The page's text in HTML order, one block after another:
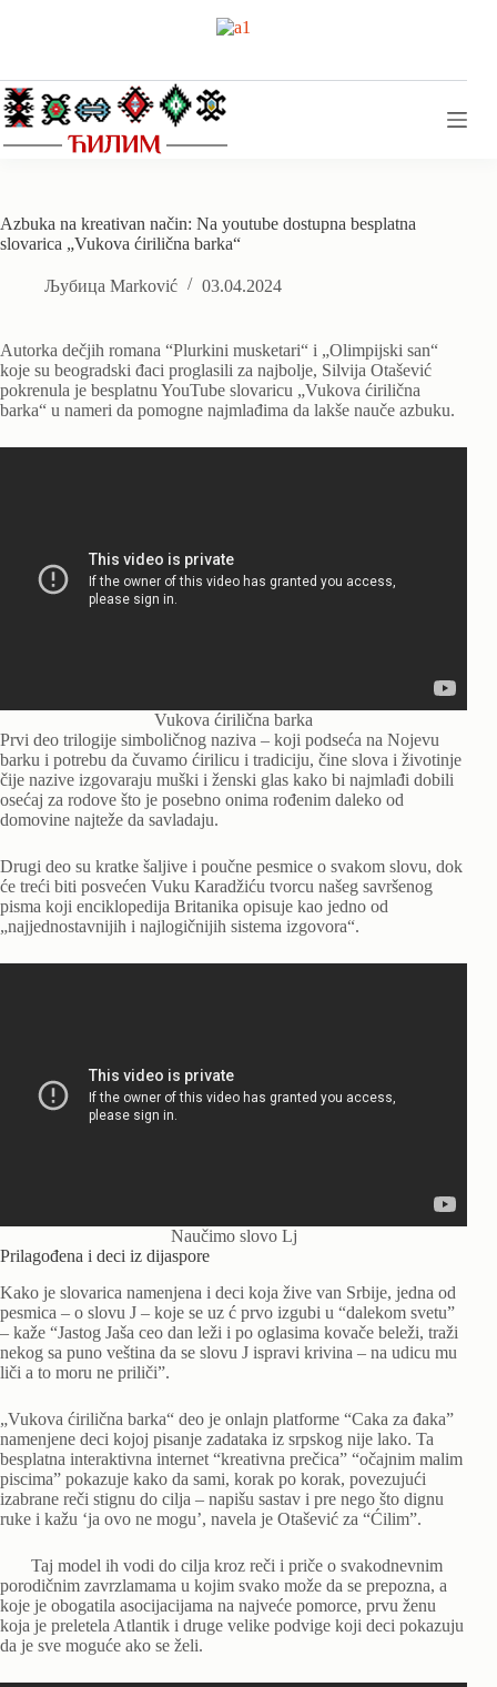
Azbuka na kreativan način: Na youtube dostupna besplatna
slovarica „Vukova ćirilična barka“
Љубица Marković 03.04.2024
Autorka dečjih romana “Plurkini musketari“ i „Olimpijski san“
koje su beogradski đaci proglasili za najbolje, Silvija Otašević
pokrenula je besplatnu YouTube slovaricu „Vukova ćirilična
barka“ u nameri da pomogne najmlađima da lakše nauče azbuku.
Vukova ćirilična barka
Prvi deo trilogije simboličnog naziva – koji podseća na Nojevu
barku i potrebu da čuvamo ćirilicu i tradiciju, čine slova i životinje
čije nazive izgovaraju muški i ženski glas kako bi najmlađi dobili
osećaj za rodove što je posebno onima rođenim daleko od
domovine najteže da savladaju.
Drugi deo su kratke šaljive i poučne pesmice o svakom slovu, dok
će treći biti posvećen Vuku Кaradžiću tvorcu našeg savršenog
pisma koji enciklopedija Britanika opisuje kao jedno od
„najjednostavnijih i najlogičnijih sistema izgovora“.
Naučimo slovo Lj
Prilagođena i deci iz dijaspore
Kako je slovarica namenjena i deci koja žive van Srbije, jedna od
pesmica – o slovu J – koje se uz ć prvo izgubi u “dalekom svetu”
– kaže “Jastog Jaša ceo dan leži i po oglasima kovače beleži, traži
nekog sa puno veština da se slovu J ispravi krivina – na udicu mu
liči a to moru ne priliči”.
„Vukova ćirilična barka“ deo je onlajn platforme “Caka za đaka”
namenjene deci kojoj pisanje zadataka iz srpskog nije lako. Ta
besplatna interaktivna internet “kreativna prečica” “očajnim malim
piscima” pokazuje kako da sami, korak po korak, povezujući
izabrane reči stignu do cilja – napišu sastav i pre nego što dignu
ruke i kažu ‘ja ovo ne mogu’, navela je Otašević za “Ćilim”.
Taj model ih vodi do cilja kroz reči i priče o svakodnevnim
porodičnim zavrzlamama u kojim svako može da se prepozna, a
koje je obogatila asocijacijama na najveće pomorce, prvu ženu
koja je preletela Atlantik i druge velike podvige koji deci pokazuju
da je sve moguće ako se želi.